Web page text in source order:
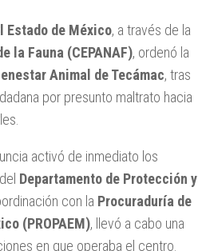
Estado de México, a través de la
la Fauna (CEPANAF), ordenó la
Animal de Tecámac, tras
por presunto maltrato hacia
activó de inmediato los
Departamento de Protección y
con la Procuraduría de
(PROPAEM), llevó a cabo una
en que operaba el centro.